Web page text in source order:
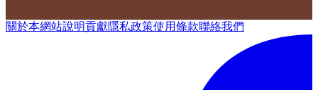
關於本網站說明貢獻隱私政策使用條款聯絡我們